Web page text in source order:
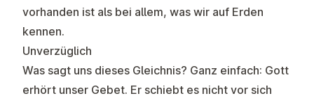
vorhanden ist als bei allem, was wir auf Erden
kennen.
Unverzüglich
Was sagt uns dieses Gleichnis? Ganz einfach: Gott
erhört unser Gebet. Er schiebt es nicht vor sich